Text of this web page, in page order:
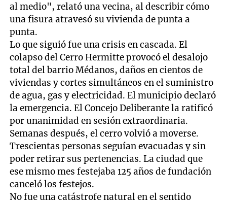
al medio", relató una vecina, al describir cómo
una fisura atravesó su vivienda de punta a
punta.
Lo que siguió fue una crisis en cascada. El
colapso del Cerro Hermitte provocó el desalojo
total del barrio Médanos, daños en cientos de
viviendas y cortes simultáneos en el suministro
de agua, gas y electricidad. El municipio declaró
la emergencia. El Concejo Deliberante la ratificó
por unanimidad en sesión extraordinaria.
Semanas después, el cerro volvió a moverse.
Trescientas personas seguían evacuadas y sin
poder retirar sus pertenencias. La ciudad que
ese mismo mes festejaba 125 años de fundación
canceló los festejos.
No fue una catástrofe natural en el sentido